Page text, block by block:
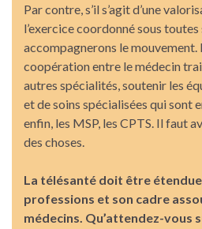
Par contre, s’il s’agit d’une
l’exercice coordonné sous toutes
accompagnerons le
coopération entre le médecin
autres spécialités, soutenir les
et de soins spécialisées qui sont
enfin, les MSP, les CPTS. Il faut
des choses.
La télésanté doit être étendue
professions et son cadre
médecins. Qu’attendez-vous